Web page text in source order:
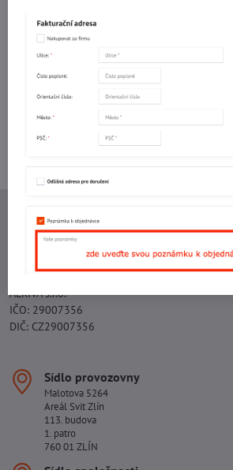
Facebook
Potřebujete poradit s
Kontaktujte nás:
+420 577 523 563
Ing. Vojtěch Lečbych - IVL
DIČ: CZ5602130809
ALRIVA s.r.o.
IČO: 29007356
DIČ: CZ29007356
Sídlo provozovny
Malotova 5264
Areál Svit Zlín
113. budova
1. patro
760 01 ZLÍN